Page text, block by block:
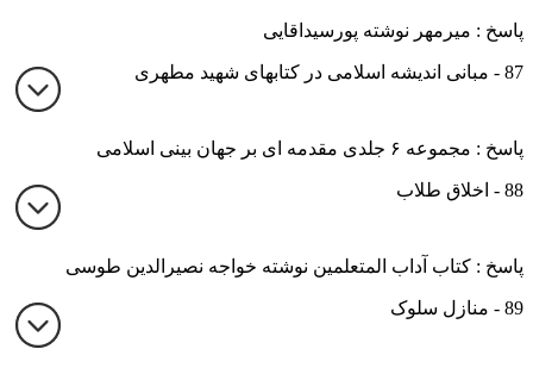
پاسخ : میرمهر نوشته پورسیداقایی
87 - مبانی اندیشه اسلامی در کتابهای شهید مطهری
پاسخ : مجموعه ۶ جلدی مقدمه ای بر جهان بینی اسلامی
88 - اخلاق طلاب
پاسخ : کتاب آداب المتعلمین نوشته خواجه نصیرالدین طوسی
89 - منازل سلوک